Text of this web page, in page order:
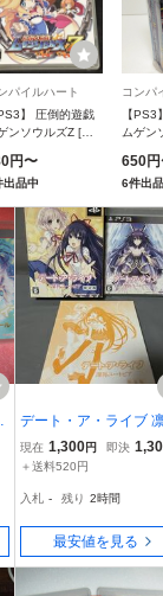
パイルハート
PS3】 圧倒的遊戯
ンソウルズZ [通
円〜
出品中
コンパ
【PS3
ムゲン
650円
6件出
デート・ア・ライブ
ユートピア PS3 限定
ayStation3 プレイステ
現在 1,300円 即決
＋送料520円
入札 - 残り 2時間
最安値を見る